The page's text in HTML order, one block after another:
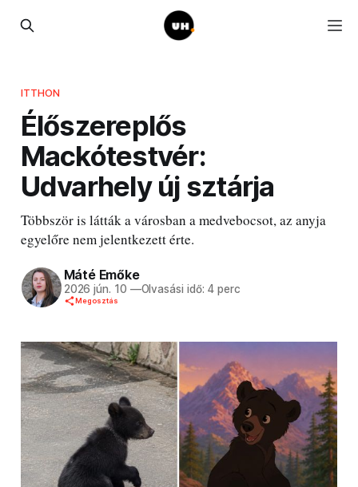
ITTHON
Élőszereplős
Mackótestvér:
Udvarhely új sztárja
Többször is látták a városban a medvebocsot, az anyja
egyelőre nem jelentkezett érte.
Máté Emőke
2026 jún. 10 —Olvasási idő: 4 perc
Megosztás